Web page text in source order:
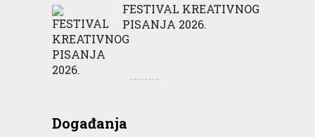
FESTIVAL KREATIVNOG
PISANJA 2026.
Događanja